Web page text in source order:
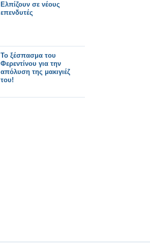
Ελπίζουν σε νέους
επενδυτές
Το ξέσπασμα του
Φερεντίνου για την
απόλυση της μακιγιέζ
του!